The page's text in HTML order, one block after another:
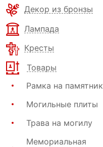
Декор из бронзы
Лампада
Кресты
Товары
Рамка на памятник
Могильные плиты
Трава на могилу
Мемориальная